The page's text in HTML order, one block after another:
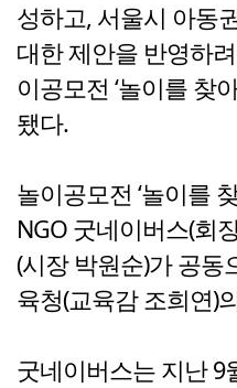
성하고, 서울시 아동
대한 제안을 반영하
이공모전 ‘놀이를 찾
됐다.
놀이공모전 ‘놀이를
NGO 굿네이버스(회
(시장 박원순)가 공동
육청(교육감 조희연)
굿네이버스는 지난 9